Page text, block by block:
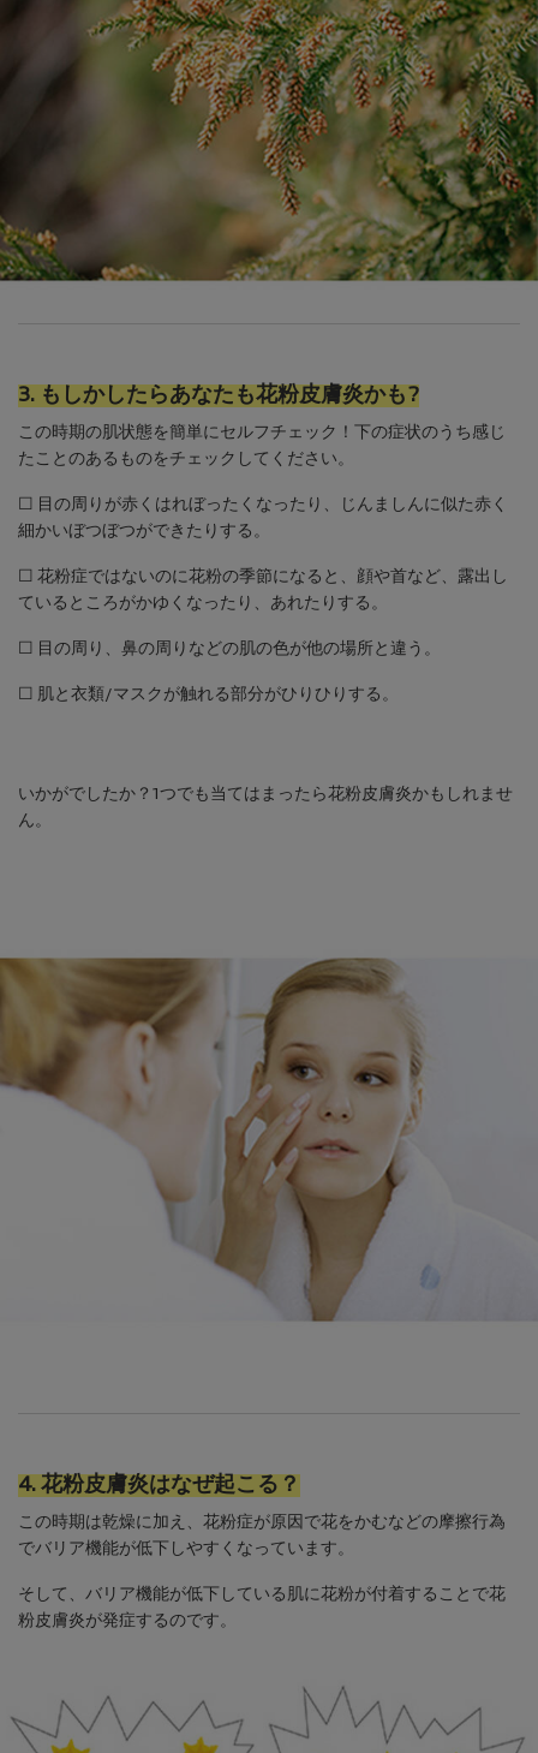
3. もしかしたらあなたも花粉皮膚炎かも?
この時期の肌状態を簡単にセルフチェック！下の症状のうち感じ
たことのあるものをチェックしてください。
☐ 目の周りが赤くはれぼったくなったり、じんましんに似た赤く
細かいぼつぼつができたりする。
☐ 花粉症ではないのに花粉の季節になると、顔や首など、露出し
ているところがかゆくなったり、あれたりする。
☐ 目の周り、鼻の周りなどの肌の色が他の場所と違う。
☐ 肌と衣類/マスクが触れる部分がひりひりする。
いかがでしたか？1つでも当てはまったら花粉皮膚炎かもしれませ
ん。
4. 花粉皮膚炎はなぜ起こる？
この時期は乾燥に加え、花粉症が原因で花をかむなどの摩擦行為
でバリア機能が低下しやすくなっています。
そして、バリア機能が低下している肌に花粉が付着することで花
粉皮膚炎が発症するのです。